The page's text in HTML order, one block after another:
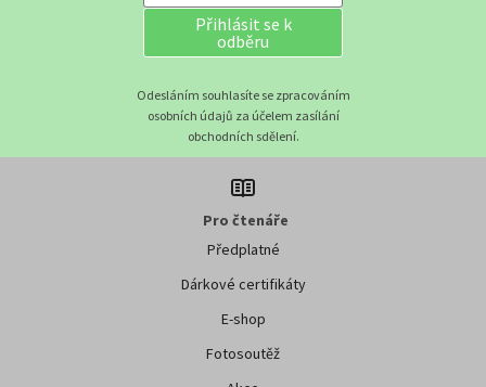
Přihlásit se k
odběru
Odesláním souhlasíte se zpracováním
osobních údajů za účelem zasílání
obchodních sdělení.
Pro čtenáře
Předplatné
Dárkové certifikáty
E-shop
Fotosoutěž